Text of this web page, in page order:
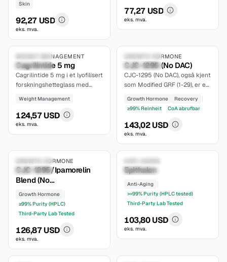
hårfollikler og in vitro-studier
av dermale papillaceller.
Skin
92,27 USD
eks. mva.
77,27 USD
eks. mva.
Research Only
extensive
WEIGHT MANAGEMENT
Cagrilintide 5 mg
Cagrilintide 5 mg i et lyofilisert
forskningshetteglass med
amylinanalogdesign,
reseptorfarmakologi og
studiespesifikk
farmakokinetikk.
Weight Management
124,57 USD
eks. mva.
Compoundable
moderate
GROWTH HORMONE
CJC-1295 (No DAC)
CJC-1295 (No DAC), også kjent
som Modified GRF (1-29), er en
omtrent 30 minutter. Leveres i
lyofiliserte hetteglass med
10mg per hetteglass, i
pakninger med 1, 2 eller 3 stk.,
HPLC-testet til minst 99%
renhet, kun for forskningsbruk.
Growth Hormone
Recovery
≥99% Reinheit
CoA abrufbar
143,02 USD
eks. mva.
Research Only
moderate
GROWTH HORMONE
CJC-1295/Ipamorelin
Blend (No
DAC/5mg/5mg)
Growth Hormone
≥99% Purity (HPLC)
Third-Party Lab Tested
126,87 USD
eks. mva.
Research Only
limited
Epithalon
Anti-Aging
>=99% Purity (HPLC tested)
Third-Party Lab Tested
103,80 USD
eks. mva.